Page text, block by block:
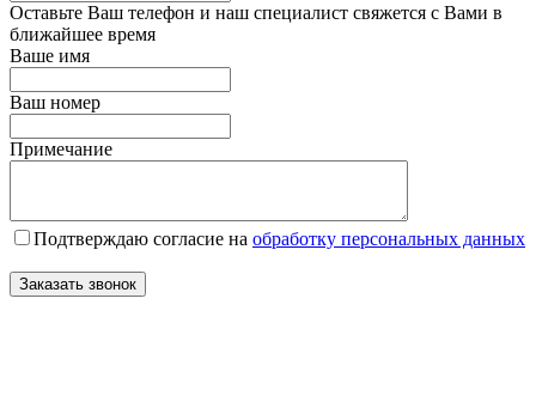
Оставьте Ваш телефон и наш специалист свяжется с Вами в
ближайшее время
Ваше имя
Ваш номер
Примечание
Подтверждаю согласие на обработку персональных данных